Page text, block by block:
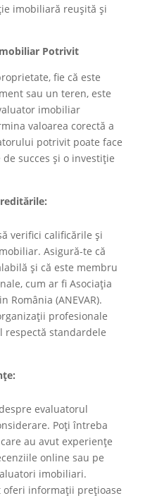
imobiliară reușită și
Potrivit
fie că este
sau un teren, este
imobiliar
valoarea corectă a
potrivit poate face
succes și o investiție
verifici calificările și
Asigură-te că
și că este membru
cum ar fi Asociația
România (ANEVAR).
profesionale
respectă standardele
evaluatorul
Poți întreba
au avut experiențe
online sau pe
imobiliari.
informații prețioase